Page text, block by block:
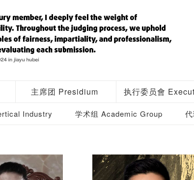
主席团 Presidium 执行委员會
Industry 学术组 Academic Group